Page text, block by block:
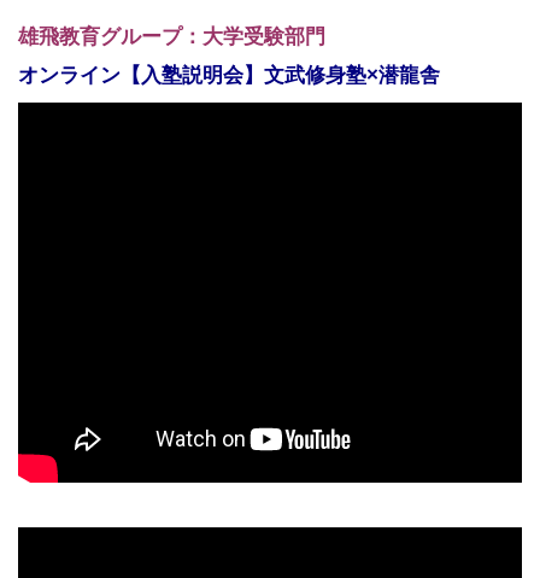
雄飛教育グループ：大学受験部門
オンライン【入塾説明会】文武修身塾×潜龍舎